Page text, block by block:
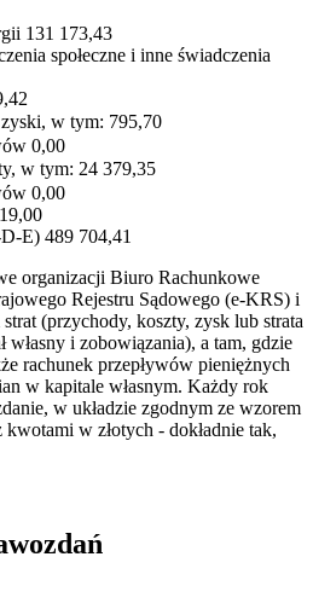
131 173,43
społeczne i inne świadczenia
zyski, w tym: 795,70
0,00
w tym: 24 379,35
0,00
E) 489 704,41
organizacji Biuro Rachunkowe
Rejestru Sądowego (e-KRS) i
(przychody, koszty, zysk lub strata
własny i zobowiązania), a tam, gdzie
rachunek przepływów pieniężnych
w kapitale własnym. Każdy rok
w układzie zgodnym ze wzorem
w złotych - dokładnie tak,